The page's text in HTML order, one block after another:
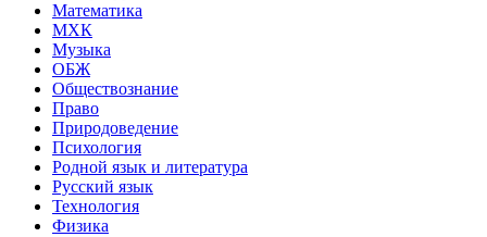
Математика
МХК
Музыка
ОБЖ
Обществознание
Право
Природоведение
Психология
Родной язык и литература
Русский язык
Технология
Физика